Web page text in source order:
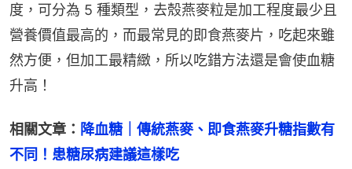
度，可分為 5 種類型，去殼燕麥粒是加工程度最少且
營養價值最高的，而最常見的即食燕麥片，吃起來雖
然方便，但加工最精緻，所以吃錯方法還是會使血糖
升高！
相關文章： 降血糖｜傳統燕麥、即食燕麥升糖指數有
不同！患糖尿病建議這樣吃